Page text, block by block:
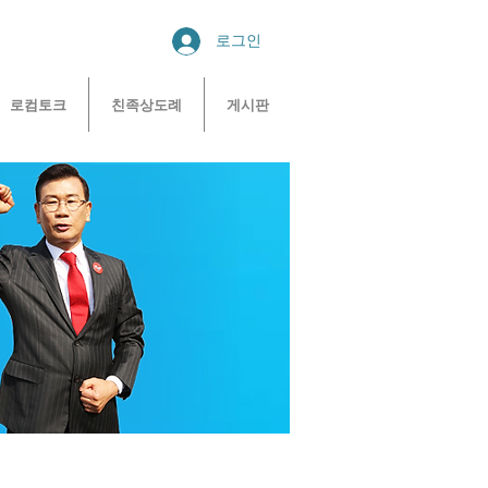
로그인
로컴토크 친족상도례 게시판